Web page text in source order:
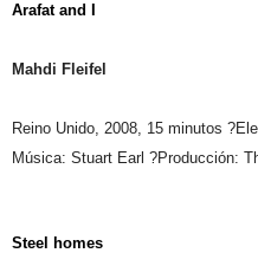
Arafat and I
Mahdi Fleifel
Reino Unido, 2008, 15 minutos
Música: Stuart Earl ?Producción:
Steel homes